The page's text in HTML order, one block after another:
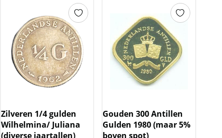
Zilveren 1/4 gulden
Wilhelmina/ Juliana
(diverse jaartallen)
Gouden 300 Antillen
Gulden 1980 (maar 5%
boven spot)